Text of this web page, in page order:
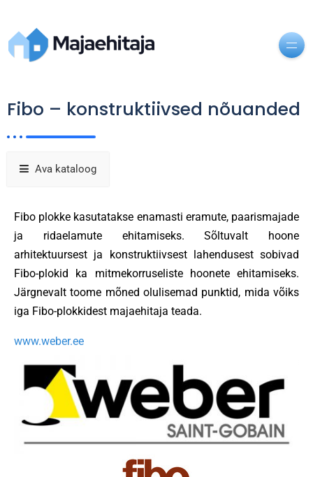
Fibo – konstruktiivsed nõuanded
Ava kataloog
Fibo plokke kasutatakse enamasti eramute, paarismajade
ja ridaelamute ehitamiseks. Sõltuvalt hoone
arhitektuursest ja konstruktiivsest lahendusest sobivad
Fibo-plokid ka mitmekorruseliste hoonete ehitamiseks.
Järgnevalt toome mõned olulisemad punktid, mida võiks
iga Fibo-plokkidest majaehitaja teada.
www.weber.ee